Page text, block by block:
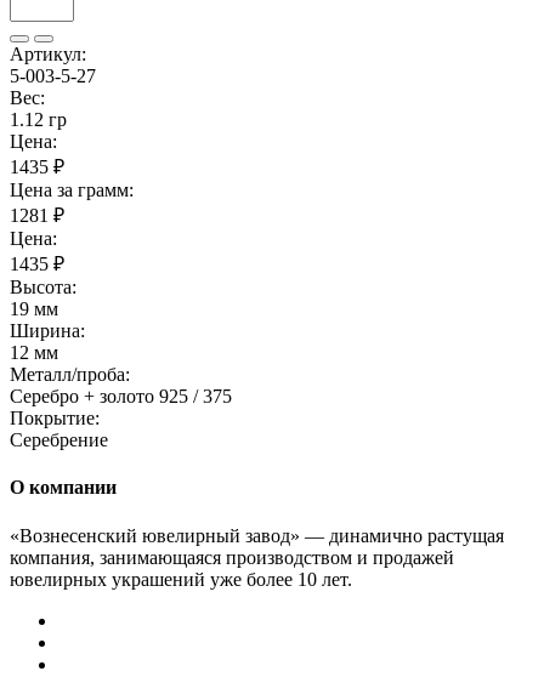
Артикул:
5-003-5-27
Вес:
1.12 гр
Цена:
1435 ₽
Цена за грамм:
1281 ₽
Цена:
1435 ₽
Высота:
19 мм
Ширина:
12 мм
Металл/проба:
Серебро + золото 925 / 375
Покрытие:
Серебрение
О компании
«Вознесенский ювелирный завод» — динамично растущая
компания, занимающаяся производством и продажей
ювелирных украшений уже более 10 лет.